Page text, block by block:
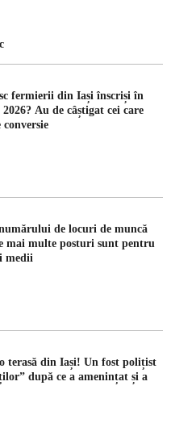
fermierii din Iași înscriși în
Au de câștigat cei care
de locuri de muncă
mai multe posturi sunt pentru
medii
terasă din Iași! Un fost polițist
după ce a amenințat și a